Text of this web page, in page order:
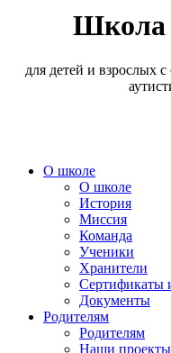
Школа
для детей и взрослых
О школе
О школе
История
Миссия
Команда
Ученики
Хранители
Сертификаты
Документы
Родителям
Родителям
Наши проекты